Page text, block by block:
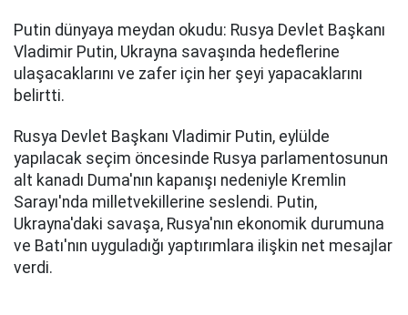
Putin dünyaya meydan okudu: Rusya Devlet Başkanı
Vladimir Putin, Ukrayna savaşında hedeflerine
ulaşacaklarını ve zafer için her şeyi yapacaklarını
belirtti.
Rusya Devlet Başkanı Vladimir Putin, eylülde
yapılacak seçim öncesinde Rusya parlamentosunun
alt kanadı Duma'nın kapanışı nedeniyle Kremlin
Sarayı'nda milletvekillerine seslendi. Putin,
Ukrayna'daki savaşa, Rusya'nın ekonomik durumuna
ve Batı'nın uyguladığı yaptırımlara ilişkin net mesajlar
verdi.